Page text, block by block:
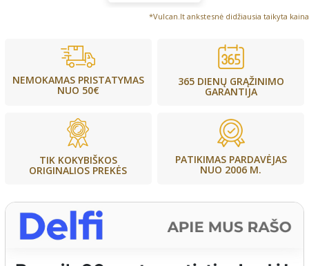
*Vulcan.lt ankstesnė didžiausia taikyta kaina
NEMOKAMAS PRISTATYMAS
NUO 50€
365 DIENŲ GRĄŽINIMO
GARANTIJA
TIK KOKYBIŠKOS
ORIGINALIOS PREKĖS
PATIKIMAS PARDAVĖJAS
NUO 2006 M.